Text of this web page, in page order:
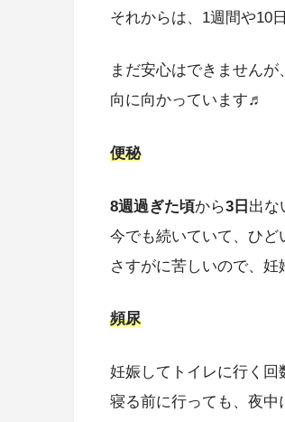
それからは、1週間や10
まだ安心はできません
向に向かっています♬
便秘
8週過ぎた頃から3日 出な
今でも続いていて、ひど
さすがに苦しいので、妊
頻尿
妊娠してトイレに行く回
寝る前に行っても、夜中